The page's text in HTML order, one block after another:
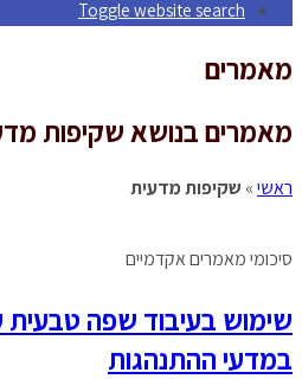
Toggle website search
מאמרים
מאמרים בנושא שקיפות
ראשי» שקיפות מדעית
סיכומי מאמרים אקדמיים
שימוש בעיבוד שפה טבעית
במדעי ההתנהגות